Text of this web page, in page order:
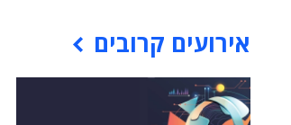
אירועים קרובים